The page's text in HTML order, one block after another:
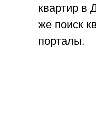
квартир в
же поиск
порталы.